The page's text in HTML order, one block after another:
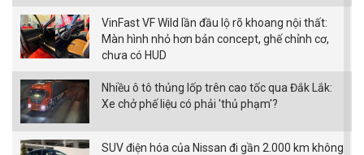
VinFast VF Wild lần đầu lộ rõ khoang nội thất:
Màn hình nhỏ hơn bản concept, ghế chỉnh cơ,
chưa có HUD
Nhiều ô tô thủng lốp trên cao tốc qua Đắk Lắk:
Xe chở phế liệu có phải 'thủ phạm'?
SUV điện hóa của Nissan đi gần 2.000 km không